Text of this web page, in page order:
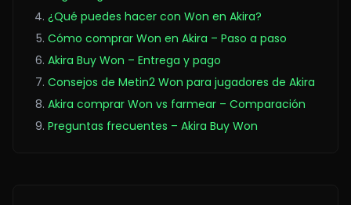
¿Qué puedes hacer con Won en Akira?
Cómo comprar Won en Akira – Paso a paso
Akira Buy Won – Entrega y pago
Consejos de Metin2 Won para jugadores de Akira
Akira comprar Won vs farmear – Comparación
Preguntas frecuentes – Akira Buy Won